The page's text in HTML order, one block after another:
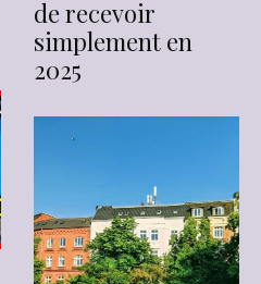
de recevoir
simplement en
2025